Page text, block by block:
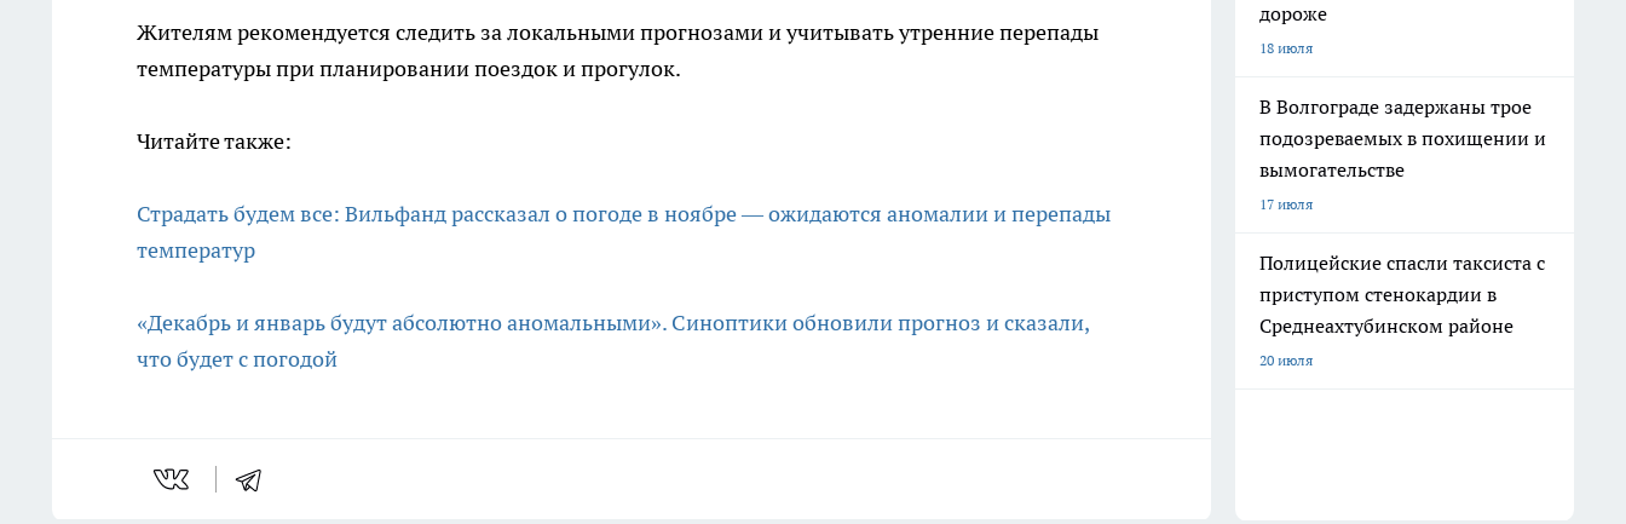
Жителям рекомендуется следить за локальными прогнозами и учитывать утренние перепады
температуры при планировании поездок и прогулок.
Читайте также:
Страдать будем все: Вильфанд рассказал о погоде в ноябре — ожидаются аномалии и перепады
температур
«Декабрь и январь будут абсолютно аномальными». Синоптики обновили прогноз и сказали,
что будет с погодой
дороже
18 июля
В Волгограде задержаны трое
подозреваемых в похищении и
вымогательстве
17 июля
Полицейские спасли таксиста с
приступом стенокардии в
Среднеахтубинском районе
20 июля